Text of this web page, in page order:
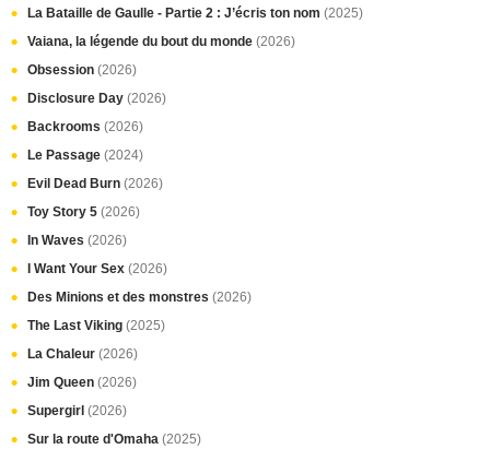
La Bataille de Gaulle - Partie 2 : J’écris ton nom (2025)
Vaiana, la légende du bout du monde (2026)
Obsession (2026)
Disclosure Day (2026)
Backrooms (2026)
Le Passage (2024)
Evil Dead Burn (2026)
Toy Story 5 (2026)
In Waves (2026)
I Want Your Sex (2026)
Des Minions et des monstres (2026)
The Last Viking (2025)
La Chaleur (2026)
Jim Queen (2026)
Supergirl (2026)
Sur la route d'Omaha (2025)